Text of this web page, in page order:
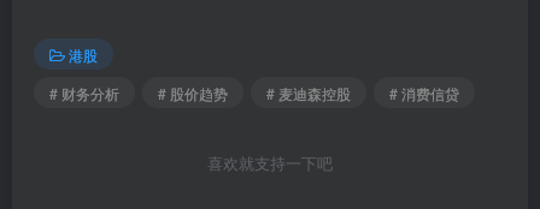
港股
# 财务分析
# 股价趋势 # 麦迪森控股 # 消费信贷
喜欢就支持一下吧